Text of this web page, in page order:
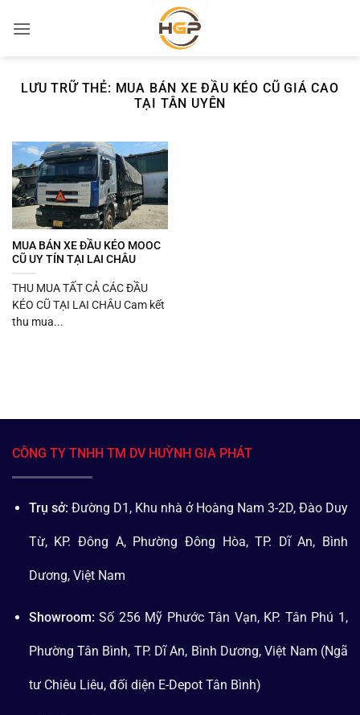
qua
LƯU TRỮ THẺ: MUA BÁN XE ĐẦU KÉO CŨ GIÁ CAO
TẠI TÂN UYÊN
MUA BÁN XE ĐẦU KÉO MOOC
CŨ UY TÍN TẠI LAI CHÂU
THU MUA TẤT CẢ CÁC ĐẦU
KÉO CŨ TẠI LAI CHÂU Cam kết
thu mua...
CÔNG TY TNHH TM DV HUỲNH GIA PHÁT
Trụ sở: Đường D1, Khu nhà ở Hoàng Nam 3-2D, Đào Duy
Từ, KP. Đông A, Phường Đông Hòa, TP. Dĩ An, Bình
Dương, Việt Nam
Showroom: Số 256 Mỹ Phước Tân Vạn, KP. Tân Phú 1,
Phường Tân Bình, TP. Dĩ An, Bình Dương, Việt Nam (Ngã
tư Chiêu Liêu, đối diện E-Depot Tân Bình)